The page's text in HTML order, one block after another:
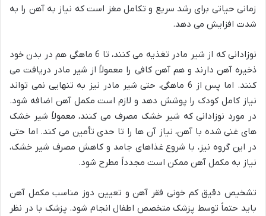
زمانی حیاتی برای رشد سریع و تکامل مغز است که نیاز به آهن را به
شدت افزایش می دهد.
نوزادانی که از شیر مادر تغذیه می کنند، تا 6 ماهگی هم در بدن خود
ذخیره آهن دارند و هم آهن کافی را معمولاً از شیر مادر دریافت می
کنند. اما پس از 6 ماهگی، حتی شیر مادر نیز به تنهایی نمی تواند
نیاز کامل کودک را پوشش دهد و لازم است مکمل آهن اضافه شود.
در مورد نوزادانی که شیر خشک مصرف می کنند، معمولاً شیر خشک
های غنی شده با آهن، نیاز آن ها را تا حدی تأمین می کند. اما حتی
در این گروه نیز، با شروع غذاهای جامد و کاهش مصرف شیر خشک،
نیاز به مکمل آهن ممکن است مجدداً مطرح شود.
تشخیص دقیق کم خونی فقر آهن و تعیین دوز مناسب مکمل آهن
باید حتماً توسط پزشک متخصص اطفال انجام شود. پزشک با در نظر